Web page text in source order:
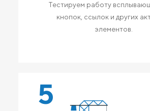
Тестируем работу
кнопок, ссылок и других
элементов.
5